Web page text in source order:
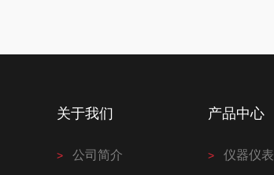
关于我们
公司简介
产品中心
仪器仪表